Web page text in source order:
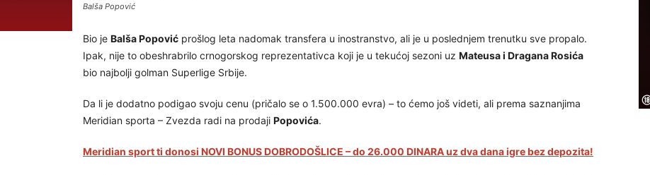
Balša Popović
Bio je Balša Popović prošlog leta nadomak transfera u inostranstvo, ali je u poslednjem trenutku sve propalo.
Ipak, nije to obeshrabrilo crnogorskog reprezentativca koji je u tekućoj sezoni uz Mateusa i Dragana Rosića
bio najbolji golman Superlige Srbije.
Da li je dodatno podigao svoju cenu (pričalo se o 1.500.000 evra) – to ćemo još videti, ali prema saznanjima
Meridian sporta – Zvezda radi na prodaji Popovića.
Meridian sport ti donosi NOVI BONUS DOBRODOŠLICE – do 26.000 DINARA uz dva dana igre bez depozita!